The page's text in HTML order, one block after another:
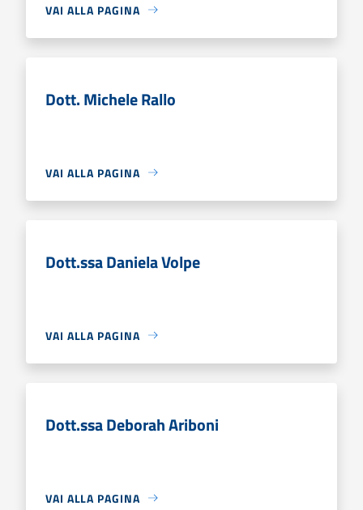
VAI ALLA PAGINA
Dott. Michele Rallo
VAI ALLA PAGINA
Dott.ssa Daniela Volpe
VAI ALLA PAGINA
Dott.ssa Deborah Ariboni
VAI ALLA PAGINA